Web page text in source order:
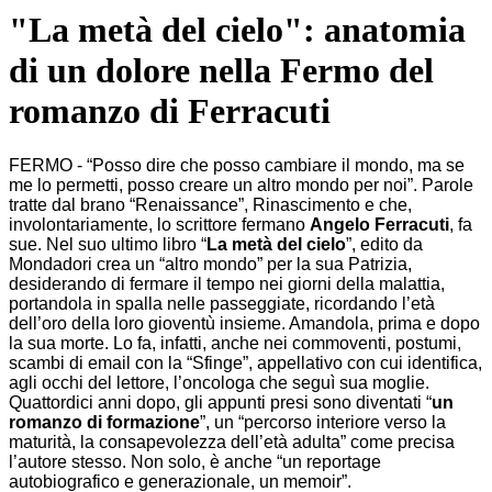
"La metà del cielo": anatomia
di un dolore nella Fermo del
romanzo di Ferracuti
FERMO - “Posso dire che posso cambiare il mondo, ma se
me lo permetti, posso creare un altro mondo per noi”. Parole
tratte dal brano “Renaissance”, Rinascimento e che,
involontariamente, lo scrittore fermano Angelo Ferracuti, fa
sue. Nel suo ultimo libro “La metà del cielo”, edito da
Mondadori crea un “altro mondo” per la sua Patrizia,
desiderando di fermare il tempo nei giorni della malattia,
portandola in spalla nelle passeggiate, ricordando l’età
dell’oro della loro gioventù insieme. Amandola, prima e dopo
la sua morte. Lo fa, infatti, anche nei commoventi, postumi,
scambi di email con la “Sfinge”, appellativo con cui identifica,
agli occhi del lettore, l’oncologa che seguì sua moglie.
Quattordici anni dopo, gli appunti presi sono diventati “un
romanzo di formazione”, un “percorso interiore verso la
maturità, la consapevolezza dell’età adulta” come precisa
l’autore stesso. Non solo, è anche “un reportage
autobiografico e generazionale, un memoir”.